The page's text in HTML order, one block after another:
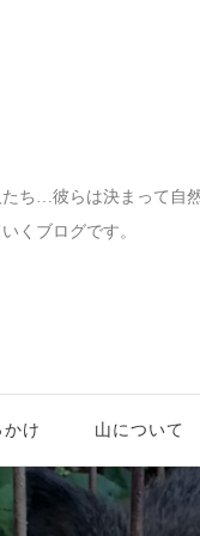
ち…彼らは決まって自
くブログです。
け 山について